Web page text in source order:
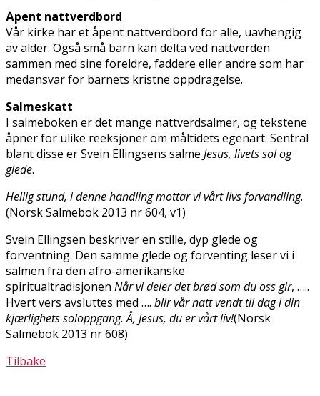
Åpent nattverdbord
Vår kirke har et åpent nattverdbord for alle, uavhengig
av alder. Også små barn kan delta ved nattverden
sammen med sine foreldre, faddere eller andre som har
medansvar for barnets kristne oppdragelse.
Salmeskatt
I salmeboken er det mange nattverdsalmer, og tekstene
åpner for ulike refleksjoner om måltidets egenart. Sentral
blant disse er Svein Ellingsens salme Jesus, livets sol og
glede.
Hellig stund, i denne handling mottar vi vårt livs forvandling.
(Norsk Salmebok 2013 nr 604, v1)
Svein Ellingsen beskriver en stille, dyp glede og
forventning. Den samme glede og forventing leser vi i
salmen fra den afro-amerikanske
spiritualtradisjonen Når vi deler det brød som du oss gir, …..
Hvert vers avsluttes med …. blir vår natt vendt til dag i din
kjærlighets soloppgang. Å, Jesus, du er vårt liv!(Norsk
Salmebok 2013 nr 608)
Tilbake